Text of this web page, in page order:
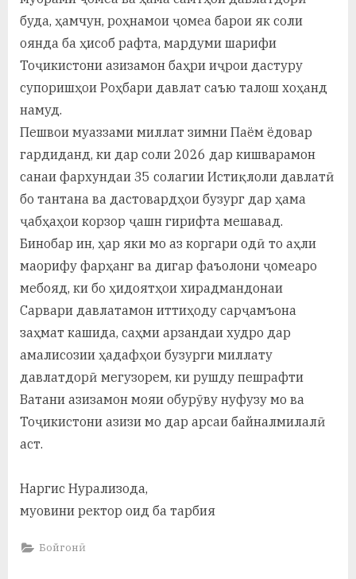
буда, ҳамчун, роҳнамои ҷомеа барои як соли
оянда ба ҳисоб рафта, мардуми шарифи
Тоҷикистони азизамон баҳри иҷрои дастуру
супоришҳои Роҳбари давлат саъю талош хоҳанд
намуд.
Пешвои муаззами миллат зимни Паём ёдовар
гардиданд, ки дар соли 2026 дар кишварамон
санаи фархундаи 35 солагии Истиқлоли давлатӣ
бо тантана ва дастовардҳои бузург дар ҳама
ҷабҳаҳои корзор ҷашн гирифта мешавад.
Бинобар ин, ҳар яки мо аз коргари одӣ то аҳли
маорифу фарҳанг ва дигар фаъолони ҷомеаро
мебояд, ки бо ҳидоятҳои хирадмандонаи
Сарвари давлатамон иттиҳоду сарҷамъона
заҳмат кашида, саҳми арзандаи худро дар
амалисозии ҳадафҳои бузурги миллату
давлатдорӣ мегузорем, ки рушду пешрафти
Ватани азизамон мояи обурӯву нуфузу мо ва
Тоҷикистони азизи мо дар арсаи байналмилалӣ
аст.
Наргис Нурализода,
муовини ректор оид ба тарбия
Бойгонӣ